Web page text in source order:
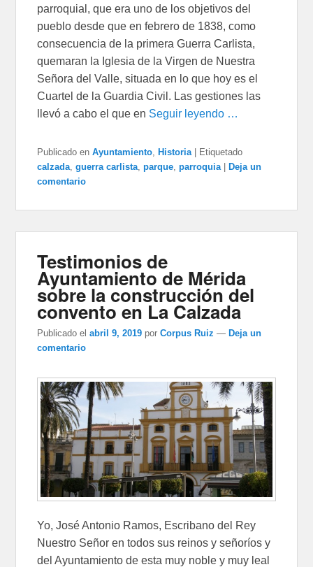
parroquial, que era uno de los objetivos del
pueblo desde que en febrero de 1838, como
consecuencia de la primera Guerra Carlista,
quemaran la Iglesia de la Virgen de Nuestra
Señora del Valle, situada en lo que hoy es el
Cuartel de la Guardia Civil. Las gestiones las
llevó a cabo el que en Seguir leyendo …
Publicado en Ayuntamiento, Historia
Etiquetado
calzada,guerra carlista,parque,parroquia
Deja un
comentario
Testimonios de
Ayuntamiento de Mérida
sobre la construcción del
convento en La Calzada
Publicado el abril 9, 2019 porCorpus Ruiz — Deja un
comentario
Yo, José Antonio Ramos, Escribano del Rey
Nuestro Señor en todos sus reinos y señoríos y
del Ayuntamiento de esta muy noble y muy leal